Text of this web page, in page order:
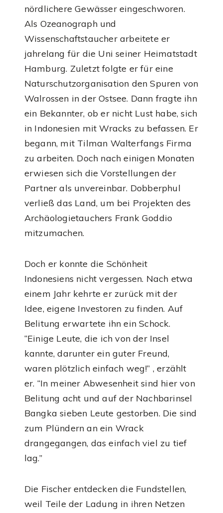
nördlichere Gewässer eingeschworen.
Als Ozeanograph und
Wissenschaftstaucher arbeitete er
jahrelang für die Uni seiner Heimatstadt
Hamburg. Zuletzt folgte er für eine
Naturschutzorganisation den Spuren von
Walrossen in der Ostsee. Dann fragte ihn
ein Bekannter, ob er nicht Lust habe, sich
in Indonesien mit Wracks zu befassen. Er
begann, mit Tilman Walterfangs Firma
zu arbeiten. Doch nach einigen Monaten
erwiesen sich die Vorstellungen der
Partner als unvereinbar. Dobberphul
verließ das Land, um bei Projekten des
Archäologietauchers Frank Goddio
mitzumachen.
Doch er konnte die Schönheit
Indonesiens nicht vergessen. Nach etwa
einem Jahr kehrte er zurück mit der
Idee, eigene Investoren zu finden. Auf
Belitung erwartete ihn ein Schock.
“Einige Leute, die ich von der Insel
kannte, darunter ein guter Freund,
waren plötzlich einfach weg!” , erzählt
er. “In meiner Abwesenheit sind hier von
Belitung acht und auf der Nachbarinsel
Bangka sieben Leute gestorben. Die sind
zum Plündern an ein Wrack
drangegangen, das einfach viel zu tief
lag.”
Die Fischer entdecken die Fundstellen,
weil Teile der Ladung in ihren Netzen